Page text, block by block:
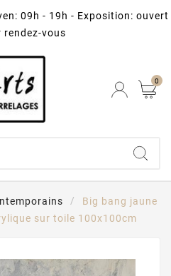
09h - 19h - Exposition: ouvert
rendez-vous
0
Big bang jaune
sur toile 100x100cm